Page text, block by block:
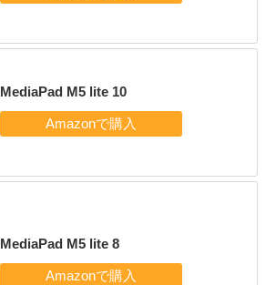
MediaPad M5 lite 10
MediaPad M5 lite 8